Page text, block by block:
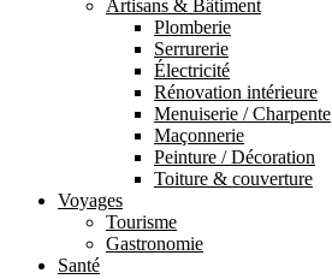
Artisans & Bâtiment
Plomberie
Serrurerie
Électricité
Rénovation intérieure
Menuiserie / Charpente
Maçonnerie
Peinture / Décoration
Toiture & couverture
Voyages
Tourisme
Gastronomie
Santé